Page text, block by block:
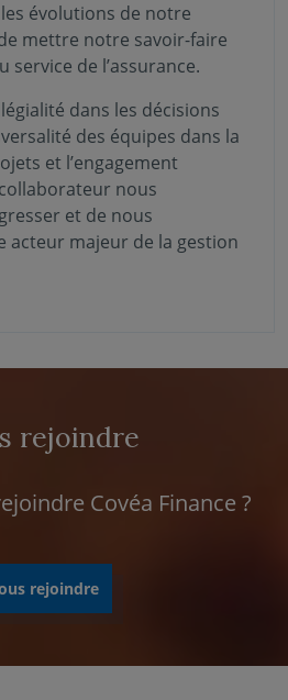
évolutions de notre
mettre notre savoir-faire
service de l’assurance.
dans les décisions
des équipes dans la
et l’engagement
nous
et de nous
acteur majeur de la gestion
rejoindre
Covéa Finance ?
rejoindre